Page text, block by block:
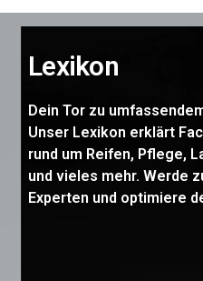
Lexikon
Dein Tor zu
Unser Lexikon erklärt
rund um Reifen, Pflege,
und vieles mehr. Werde
Experten und optimiere